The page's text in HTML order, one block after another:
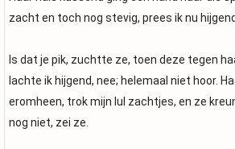
zacht en toch nog stevig, prees ik nu
Is dat je pik, zuchtte ze, toen deze tegen
lachte ik hijgend, nee; helemaal niet hoor.
eromheen, trok mijn lul zachtjes, en ze
nog niet, zei ze.